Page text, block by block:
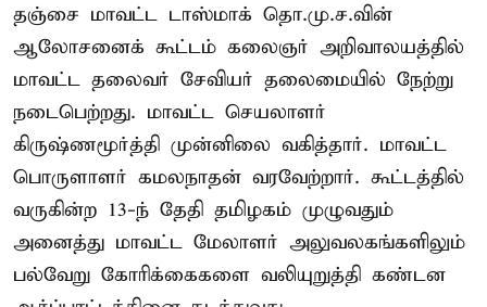
தஞ்சை மாவட்ட டாஸ்மாக் தொ.மு.ச.வின்
ஆலோசனைக் கூட்டம் கலைஞர் அறிவாலயத்தில்
மாவட்ட தலைவர் சேவியர் தலைமையில் நேற்று
நடைபெற்றது. மாவட்ட செயலாளர்
கிருஷ்ணமூர்த்தி முன்னிலை வகித்தார். மாவட்ட
பொருளாளர் கமலநாதன் வரவேற்றார். கூட்டத்தில்
வருகின்ற 13-ந் தேதி தமிழகம் முழுவதும்
அனைத்து மாவட்ட மேலாளர் அலுவலகங்களிலும்
பல்வேறு கோரிக்கைகளை வலியுறுத்தி கண்டன